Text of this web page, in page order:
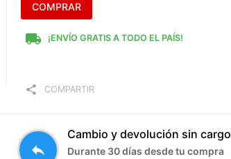
COMPRAR
local_shipping ¡ENVÍO GRATIS A TODO EL PAÍS!
share COMPARTIR
reply
Cambio y devolución sin cargo
Durante 30 días desde tu compra